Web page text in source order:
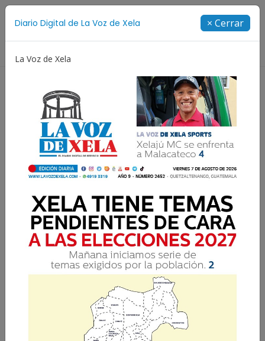
Diario Digital de La Voz de Xela × Cerrar
La Voz de Xela
MAGA alerta a
productores por calor
extremo y lluvias intensas
El MAGA recomienda medidas preventivas ante
altas temperaturas, baja humedad y lluvias
intensas que afectan distintas regiones del país.